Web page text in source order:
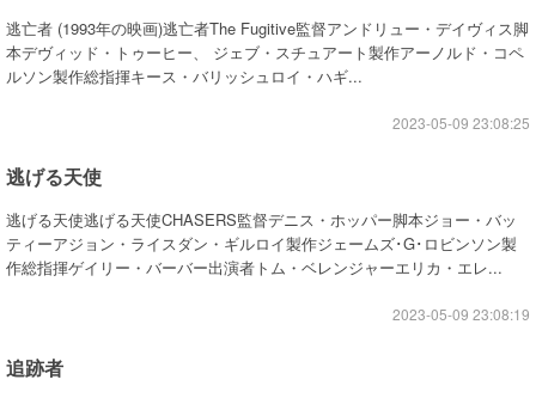
逃亡者 (1993年の映画)逃亡者The Fugitive監督アンドリュー・デイヴィス脚
本デヴィッド・トゥーヒー、 ジェブ・スチュアート製作アーノルド・コペ
ルソン製作総指揮キース・バリッシュロイ・ハギ...
2023-05-09 23:08:25
逃げる天使
逃げる天使逃げる天使CHASERS監督デニス・ホッパー脚本ジョー・バッ
ティーアジョン・ライスダン・ギルロイ製作ジェームズ･G･ロビンソン製
作総指揮ゲイリー・バーバー出演者トム・ベレンジャーエリカ・エレ...
2023-05-09 23:08:19
追跡者